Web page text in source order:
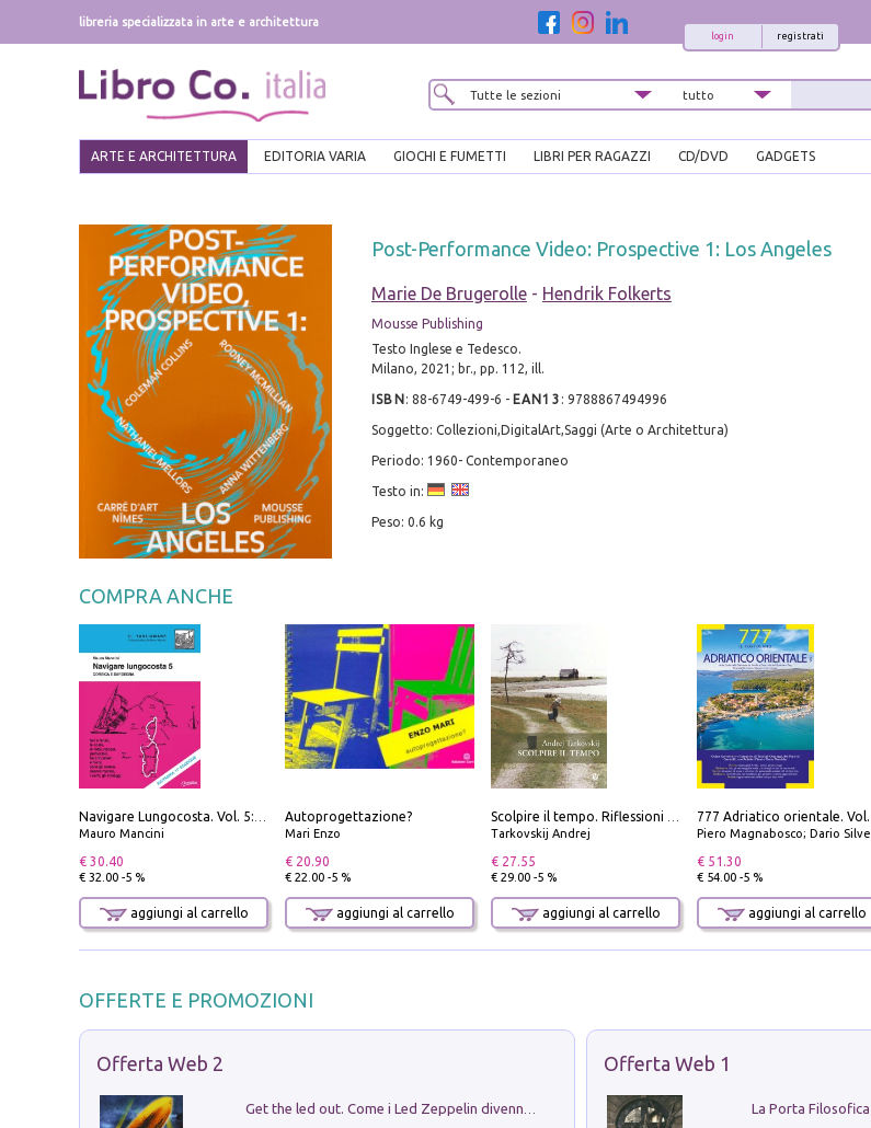
libreria specializzata in arte e architettura
registrati
login
ARTE E ARCHITETTURA EDITORIA VARIA GIOCHI E FUMETTI LIBRI PER RAGAZZI CD/DVD GADGETS
Post-Performance Video: Prospective 1: Los Angeles
Marie De Brugerolle- Hendrik Folkerts
Mousse Publishing
Testo Inglese e Tedesco.
Milano, 2021; br., pp. 112, ill.
ISBN : 88-6749-499-6 - EAN13 : 9788867494996
Soggetto: Collezioni,DigitalArt,Saggi (Arte o Architettura)
Periodo: 1960- Contemporaneo
Testo in:
Peso: 0.6 kg
COMPRA ANCHE
Navigare Lungocosta. Vol. 5: Corsica e Sardegna
Mauro Mancini
€ 30.40
€ 32.00 -5 %
aggiungi al carrello
Autoprogettazione?
Mari Enzo
€ 20.90
€ 22.00 -5 %
aggiungi al carrello
Scolpire il tempo. Riflessioni sul cinema.
Tarkovskij Andrej
€ 27.55
€ 29.00 -5 %
aggiungi al carrello
Piero Magnabosco; Dario Silvestro; Marco Sbrizzi
€ 51.30
€ 54.00 -5 %
aggiungi al carrello
OFFERTE E PROMOZIONI
Offerta Web 2 Offerta Web 1